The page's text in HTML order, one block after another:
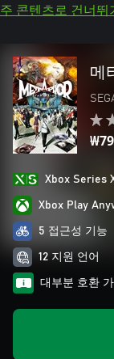
주 콘텐츠로 건너뛰
메
Xbox Series
Xbox Play
5 접근성 기능
12 지원 언어
대부분 호환